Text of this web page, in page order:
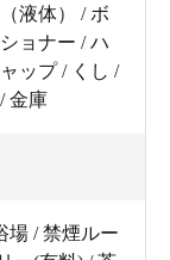
液体） / ボ
ョナー / ハ
ップ / くし /
金庫
場 / 禁煙ルー